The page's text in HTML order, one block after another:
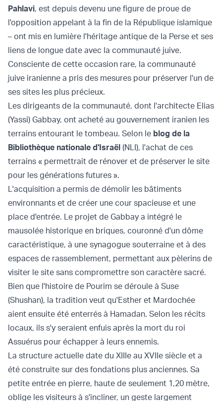
Pahlavi, est depuis devenu une figure de proue de
l'opposition appelant à la fin de la République islamique
– ont mis en lumière l'héritage antique de la Perse et ses
liens de longue date avec la communauté juive.
Consciente de cette occasion rare, la communauté
juive iranienne a pris des mesures pour préserver l'un de
ses sites les plus précieux.
Les dirigeants de la communauté, dont l'architecte Elias
(Yassi) Gabbay, ont acheté au gouvernement iranien les
terrains entourant le tombeau. Selon le blog de la
Bibliothèque nationale d'Israël (NLI), l'achat de ces
terrains « permettrait de rénover et de préserver le site
pour les générations futures ».
L'acquisition a permis de démolir les bâtiments
environnants et de créer une cour spacieuse et une
place d'entrée. Le projet de Gabbay a intégré le
mausolée historique en briques, couronné d'un dôme
caractéristique, à une synagogue souterraine et à des
espaces de rassemblement, permettant aux pèlerins de
visiter le site sans compromettre son caractère sacré.
Bien que l'histoire de Pourim se déroule à Suse
(Shushan), la tradition veut qu'Esther et Mardochée
aient ensuite été enterrés à Hamadan. Selon les récits
locaux, ils s'y seraient enfuis après la mort du roi
Assuérus pour échapper à leurs ennemis.
La structure actuelle date du XIIIe au XVIIe siècle et a
été construite sur des fondations plus anciennes. Sa
petite entrée en pierre, haute de seulement 1,20 mètre,
oblige les visiteurs à s'incliner, un geste largement